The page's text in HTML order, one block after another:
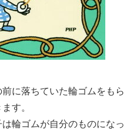
に落ちていた輪ゴムをもら
す。
輪ゴムが自分のものになっ